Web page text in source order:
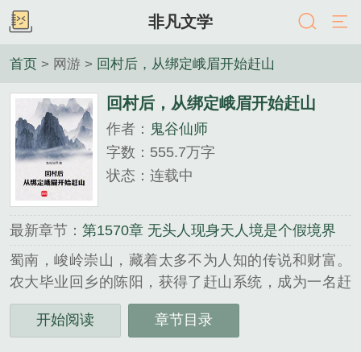
非凡文学
首页 > 网游 > 回村后，从绑定峨眉开始赶山
回村后，从绑定峨眉开始赶山
作者： 鬼谷仙师
字数：555.7万字
状态：连载中
最新章节： 第1570章 无头人现身天人境是个假境界
蜀南，峻岭崇山，藏着太多不为人知的传说和财富。
农大毕业回乡的陈阳，获得了赶山系统，成为一名赶
山人。捉胡峰、采山珍，铜灌蚁穴，水淹竹鼠……山
里的生活简直不要太丰富。“叮，发现D级山珍【鸡枞
开始阅读 章节目录